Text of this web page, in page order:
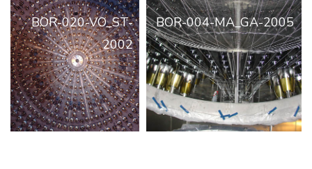
BOR-020-VO_ST-
2002
BOR-004-MA_GA-2005